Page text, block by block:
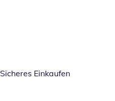
Sicheres Einkaufen